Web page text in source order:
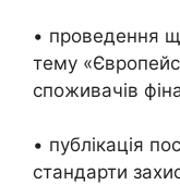
• проведення
тему
споживачів
• публікація
стандарти